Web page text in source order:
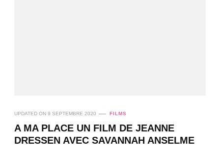
UPDATED ON 9 SEPTEMBRE 2020 FILMS
A MA PLACE UN FILM DE JEANNE
DRESSEN AVEC SAVANNAH ANSELME